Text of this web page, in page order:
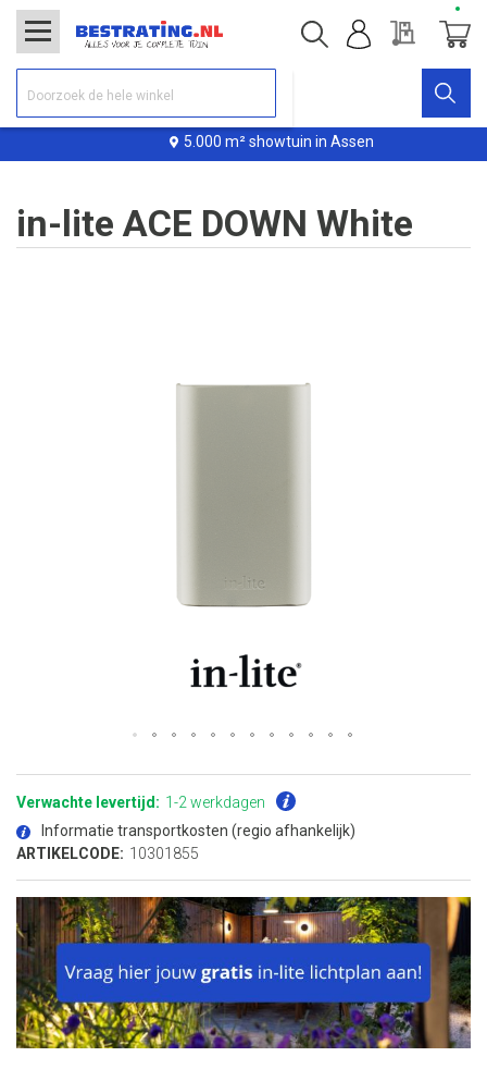
5.000 m² showtuin in Assen
Offerte
in-lite ACE DOWN White
naar
begin
de
afbeeldingen-
Verwachte levertijd: 1-2 werkdagen
Informatie transportkosten (regio afhankelijk)
ARTIKELCODE: 10301855